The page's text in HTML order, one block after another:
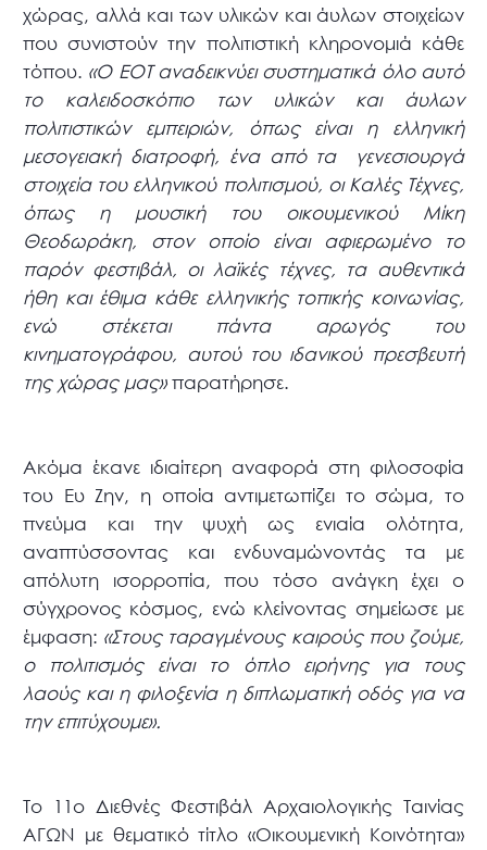
χώρας, αλλά και των υλικών και άυλων στοιχείων
που συνιστούν την πολιτιστική κληρονομιά κάθε
τόπου. «Ο ΕΟΤ αναδεικνύει συστηματικά όλο αυτό
το καλειδοσκόπιο των υλικών και άυλων
πολιτιστικών εμπειριών, όπως είναι η ελληνική
μεσογειακή διατροφή, ένα από τα γενεσιουργά
στοιχεία του ελληνικού πολιτισμού, οι Καλές Τέχνες,
όπως η μουσική του οικουμενικού Μίκη
Θεοδωράκη, στον οποίο είναι αφιερωμένο το
παρόν φεστιβάλ, οι λαϊκές τέχνες, τα αυθεντικά
ήθη και έθιμα κάθε ελληνικής τοπικής κοινωνίας,
ενώ στέκεται πάντα αρωγός του
κινηματογράφου, αυτού του ιδανικού πρεσβευτή
της χώρας μας»παρατήρησε.
Ακόμα έκανε ιδιαίτερη αναφορά στη φιλοσοφία
του Ευ Ζην, η οποία αντιμετωπίζει το σώμα, το
πνεύμα και την ψυχή ως ενιαία ολότητα,
αναπτύσσοντας και ενδυναμώνοντάς τα με
απόλυτη ισορροπία, που τόσο ανάγκη έχει ο
σύγχρονος κόσμος, ενώ κλείνοντας σημείωσε με
έμφαση: «Στους ταραγμένους καιρούς που ζούμε,
ο πολιτισμός είναι το όπλο ειρήνης για τους
λαούς και η φιλοξενία η διπλωματική οδός για να
την επιτύχουμε».
Το 11ο Διεθνές Φεστιβάλ Αρχαιολογικής Ταινίας
ΑΓΩΝ με θεματικό τίτλο «Οικουμενική Κοινότητα»